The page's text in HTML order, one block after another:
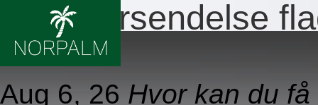
Rask forsendelse
zidoval
Aug 6, 26 Hvor kan du